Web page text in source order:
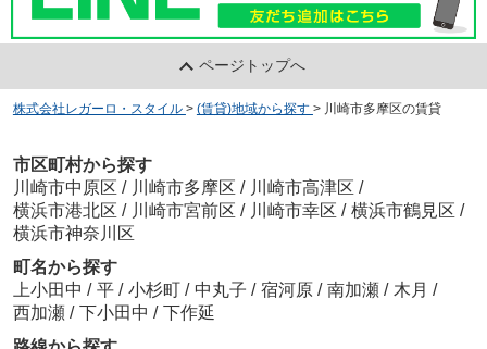
ページトップへ
株式会社レガーロ・スタイル > (賃貸)地域から探す > 川崎市多摩区の賃貸
市区町村から探す
川崎市中原区 / 川崎市多摩区 / 川崎市高津区 /
横浜市港北区 / 川崎市宮前区 / 川崎市幸区 / 横浜市鶴見区 /
横浜市神奈川区
町名から探す
上小田中 / 平 / 小杉町 / 中丸子 / 宿河原 / 南加瀬 / 木月 /
西加瀬 / 下小田中 / 下作延